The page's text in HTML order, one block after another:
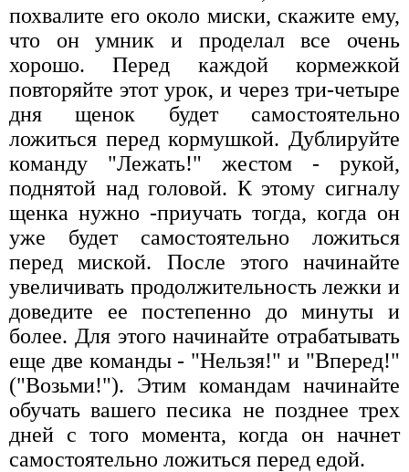
похвалите его около миски, скажите ему,
что он умник и проделал все очень
хорошо. Перед каждой кормежкой
повторяйте этот урок, и через три-четыре
дня щенок будет самостоятельно
ложиться перед кормушкой. Дублируйте
команду "Лежать!" жестом - рукой,
поднятой над головой. К этому сигналу
щенка нужно -приучать тогда, когда он
уже будет самостоятельно ложиться
перед миской. После этого начинайте
увеличивать продолжительность лежки и
доведите ее постепенно до минуты и
более. Для этого начинайте отрабатывать
еще две команды - "Нельзя!" и "Вперед!"
("Возьми!"). Этим командам начинайте
обучать вашего песика не позднее трех
дней с того момента, когда он начнет
самостоятельно ложиться перед едой.